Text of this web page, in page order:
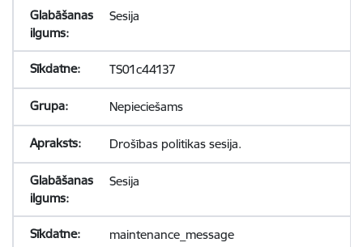
Sesija
TS01c44137
Nepieciešams
Drošības politikas sesija.
Sesija
maintenance_message